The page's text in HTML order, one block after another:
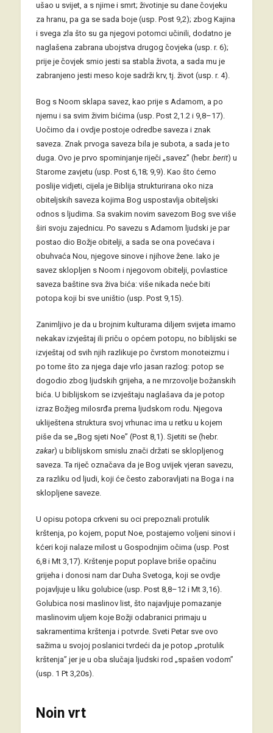
ušao u svijet, a s njime i smrt; životinje su dane čovjeku
za hranu, pa ga se sada boje (usp. Post 9,2); zbog Kajina
i svega zla što su ga njegovi potomci učinili, dodatno je
naglašena zabrana ubojstva drugog čovjeka (usp. r. 6);
prije je čovjek smio jesti sa stabla života, a sada mu je
zabranjeno jesti meso koje sadrži krv, tj. život (usp. r. 4).
Bog s Noom sklapa savez, kao prije s Adamom, a po
njemu i sa svim živim bićima (usp. Post 2,1.2 i 9,8–17).
Uočimo da i ovdje postoje odredbe saveza i znak
saveza. Znak prvoga saveza bila je subota, a sada je to
duga. Ovo je prvo spominjanje riječi „savez” (hebr. berit) u
Starome zavjetu (usp. Post 6,18; 9,9). Kao što ćemo
poslije vidjeti, cijela je Biblija strukturirana oko niza
obiteljskih saveza kojima Bog uspostavlja obiteljski
odnos s ljudima. Sa svakim novim savezom Bog sve više
širi svoju zajednicu. Po savezu s Adamom ljudski je par
postao dio Božje obitelji, a sada se ona povećava i
obuhvaća Nou, njegove sinove i njihove žene. Iako je
savez sklopljen s Noom i njegovom obitelji, povlastice
saveza baštine sva živa bića: više nikada neće biti
potopa koji bi sve uništio (usp. Post 9,15).
Zanimljivo je da u brojnim kulturama diljem svijeta imamo
nekakav izvještaj ili priču o općem potopu, no biblijski se
izvještaj od svih njih razlikuje po čvrstom monoteizmu i
po tome što za njega daje vrlo jasan razlog: potop se
dogodio zbog ljudskih grijeha, a ne mrzovolje božanskih
bića. U biblijskom se izvještaju naglašava da je potop
izraz Božjeg milosrđa prema ljudskom rodu. Njegova
ukliještena struktura svoj vrhunac ima u retku u kojem
piše da se „Bog sjeti Noe” (Post 8,1). Sjetiti se (hebr.
zakar) u biblijskom smislu znači držati se sklopljenog
saveza. Ta riječ označava da je Bog uvijek vjeran savezu,
za razliku od ljudi, koji će često zaboravljati na Boga i na
sklopljene saveze.
U opisu potopa crkveni su oci prepoznali protulik
krštenja, po kojem, poput Noe, postajemo voljeni sinovi i
kćeri koji nalaze milost u Gospodnjim očima (usp. Post
6,8 i Mt 3,17). Krštenje poput poplave briše opačinu
grijeha i donosi nam dar Duha Svetoga, koji se ovdje
pojavljuje u liku golubice (usp. Post 8,8–12 i Mt 3,16).
Golubica nosi maslinov list, što najavljuje pomazanje
maslinovim uljem koje Božji odabranici primaju u
sakramentima krštenja i potvrde. Sveti Petar sve ovo
sažima u svojoj poslanici tvrdeći da je potop „protulik
krštenja” jer je u oba slučaja ljudski rod „spašen vodom”
(usp. 1 Pt 3,20s).
Noin vrt